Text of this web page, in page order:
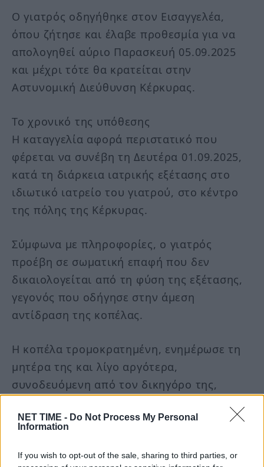
NET TIME - Do Not Process My Personal
Information
If you wish to opt-out of the sale, sharing to third parties, or
Ο γιατρός οδηγήθηκε στον Εισαγγελέα,
όπου ζήτησε και έλαβε προθεσμία για να
απολογηθεί αύριο Παρασκευή 05.09.2025
και μέχρι τότε θα κρατείται στην
Αστυνομική Διεύθυνση Κέρκυρας.
Το χρονικό της υπόθεσης
Η καταγγελία αφορά περιστατικό που
φέρεται να συνέβη τη Δευτέρα 01.09.2025,
κατά τη διάρκεια ιατρικής εξέτασης στο
ιδιωτικό ιατρείο του γιατρού, στο κέντρο
της πόλης της Κέρκυρας.
Σύμφωνα με πληροφορίες, ο γιατρός
προέβη σε σωματική επαφή που δεν
δικαιολογείται από τη φύση της εξέτασης,
γεγονός που οδήγησε στην άμεση
αντίδραση της κοπέλας.
Η κοπέλα τρομοκρατημένη, ενημέρωσε τη
μητέρα της και λίγο αργότερα,
συνοδευόμενη από τον δικηγόρο της,
Διεύθυνση Κέρκυρας.